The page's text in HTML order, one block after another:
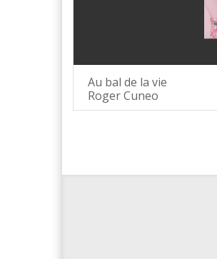
Au bal de la vie
Roger Cuneo